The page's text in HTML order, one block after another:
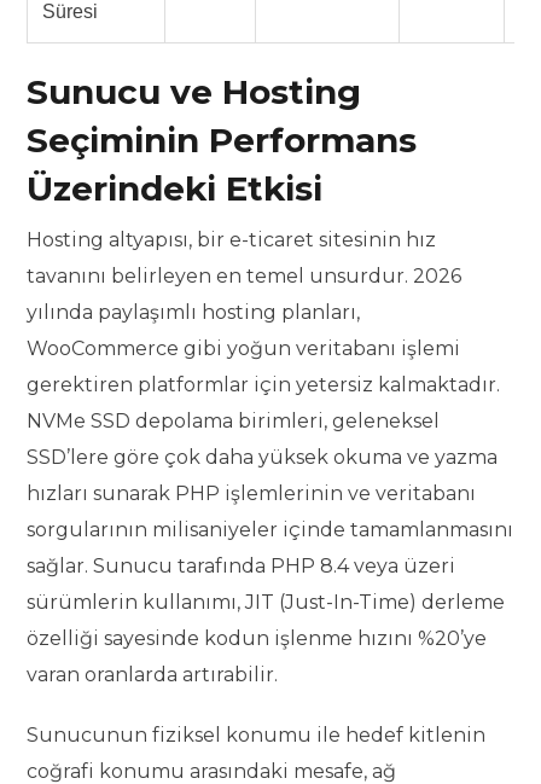
Süresi
Sunucu ve Hosting
Seçiminin Performans
Üzerindeki Etkisi
Hosting altyapısı, bir e-ticaret sitesinin hız
tavanını belirleyen en temel unsurdur. 2026
yılında paylaşımlı hosting planları,
WooCommerce gibi yoğun veritabanı işlemi
gerektiren platformlar için yetersiz kalmaktadır.
NVMe SSD depolama birimleri, geleneksel
SSD’lere göre çok daha yüksek okuma ve yazma
hızları sunarak PHP işlemlerinin ve veritabanı
sorgularının milisaniyeler içinde tamamlanmasını
sağlar. Sunucu tarafında PHP 8.4 veya üzeri
sürümlerin kullanımı, JIT (Just-In-Time) derleme
özelliği sayesinde kodun işlenme hızını %20’ye
varan oranlarda artırabilir.
Sunucunun fiziksel konumu ile hedef kitlenin
coğrafi konumu arasındaki mesafe, ağ